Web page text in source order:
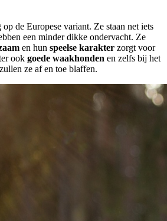
de Europese variant. Ze staan net iets
een minder dikke ondervacht. Ze
en hun speelse karakter zorgt voor
ook goede waakhonden en zelfs bij het
ze af en toe blaffen.